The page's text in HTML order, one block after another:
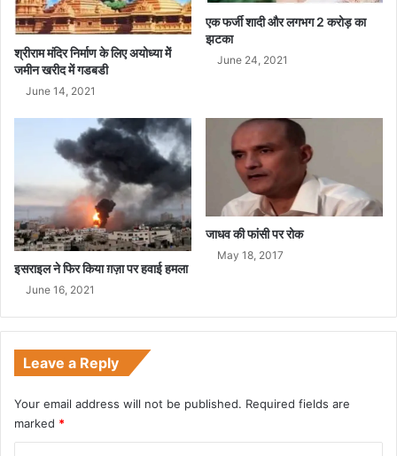
श्रीराम मंदिर निर्माण के लिए अयोध्या मेें
जमीन खरीद में गडबडी
June 14, 2021
एक फर्जी शादी और लगभग 2 करोड़ का
झटका
June 24, 2021
इसराइल ने फिर किया ग़ज़ा पर हवाई हमला
June 16, 2021
जाधव की फांसी पर रोक
May 18, 2017
Leave a Reply
Your email address will not be published. Required fields are
marked *